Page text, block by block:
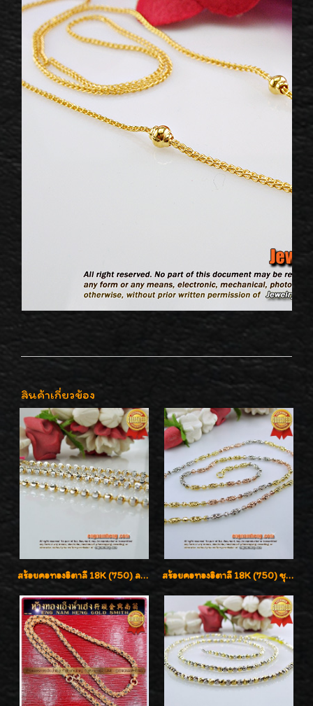
สินค้าเกี่ยวข้อง
สร้อยคอทองอิตาลี 18K (750) ลายยินตันแกะมูนคัดสวย ลายนี้เงามากๆค่ะ ใส่ทนแข็งแรง สร้อยคอทองอิตาลี 18K (750) ชุบ 3 สี แกะลายสวยรุ่นใหม่ ลายละเอียดเงาวิบวับค่ะ